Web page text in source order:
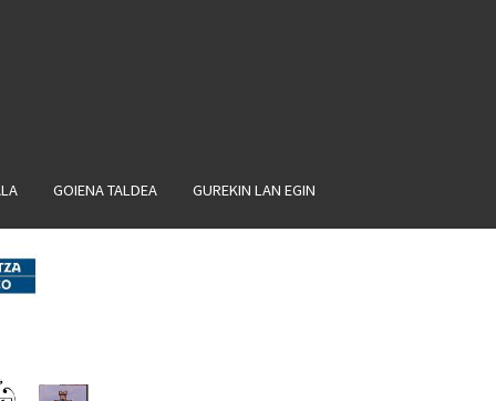
GOIENA TALDEA GUREKIN LAN EGIN